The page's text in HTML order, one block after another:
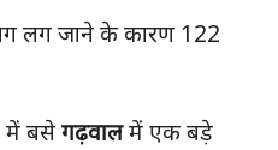
लग जाने के कारण 122
में बसेगढ़वालमें एक बड़े